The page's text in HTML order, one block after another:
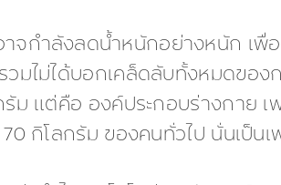
จกำลังลดน้ำหนักอย่างหนัก เพื่อ
วมไม่ได้บอกเคล็ดลับทั้งหมดของ
รัม แต่คือ องค์ประกอบร่างกาย
กิโลกรัม ของคนทั่วไป นั่นเป็น